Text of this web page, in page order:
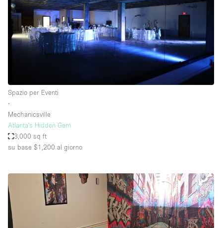
Spazio per Eventi
∙
Mechanicsville
Atlanta's Hidden Gem
3,000 sq ft
su base $1,200 al giorno